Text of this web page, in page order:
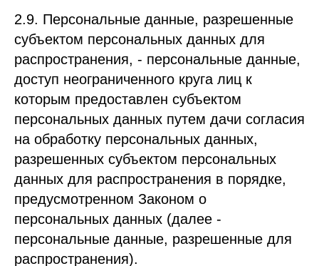
2.9. Персональные данные, разрешенные
субъектом персональных данных для
распространения, - персональные данные,
доступ неограниченного круга лиц к
которым предоставлен субъектом
персональных данных путем дачи согласия
на обработку персональных данных,
разрешенных субъектом персональных
данных для распространения в порядке,
предусмотренном Законом о
персональных данных (далее -
персональные данные, разрешенные для
распространения).